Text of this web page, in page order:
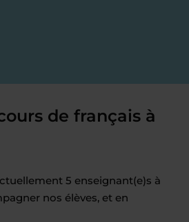
de français à
5 enseignant(e)s à
nos élèves, et en